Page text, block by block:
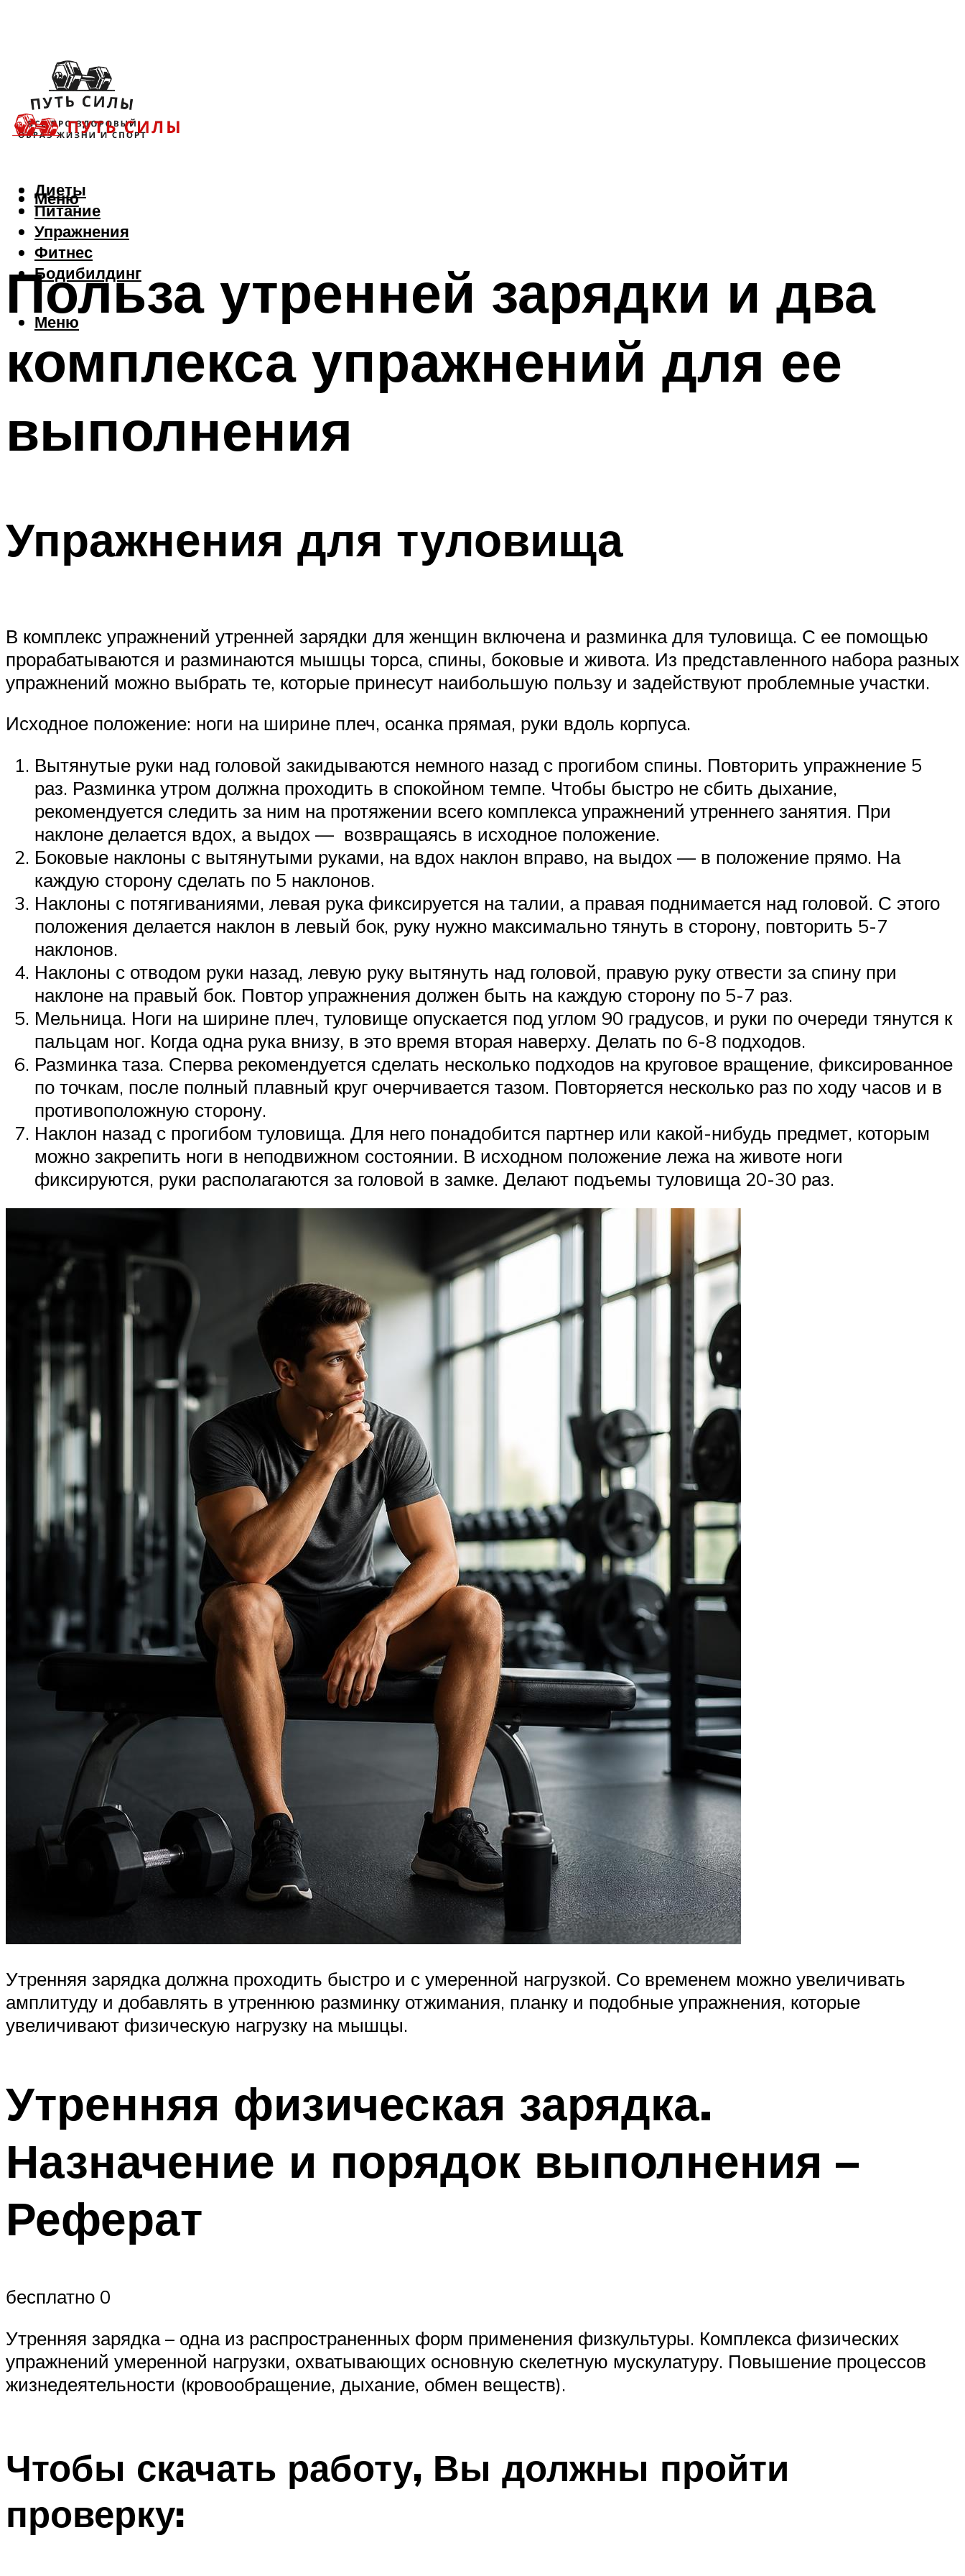
Диеты
Питание
Упражнения
Фитнес
Бодибилдинг
Меню
Меню
Польза утренней зарядки и два
комплекса упражнений для ее
выполнения
Упражнения для туловища
В комплекс упражнений утренней зарядки для женщин включена и разминка для туловища. С ее помощью
прорабатываются и разминаются мышцы торса, спины, боковые и живота. Из представленного набора разных
упражнений можно выбрать те, которые принесут наибольшую пользу и задействуют проблемные участки.
Исходное положение: ноги на ширине плеч, осанка прямая, руки вдоль корпуса.
Вытянутые руки над головой закидываются немного назад с прогибом спины. Повторить упражнение 5
раз. Разминка утром должна проходить в спокойном темпе. Чтобы быстро не сбить дыхание,
рекомендуется следить за ним на протяжении всего комплекса упражнений утреннего занятия. При
наклоне делается вдох, а выдох — возвращаясь в исходное положение.
Боковые наклоны с вытянутыми руками, на вдох наклон вправо, на выдох — в положение прямо. На
каждую сторону сделать по 5 наклонов.
Наклоны с потягиваниями, левая рука фиксируется на талии, а правая поднимается над головой. С этого
положения делается наклон в левый бок, руку нужно максимально тянуть в сторону, повторить 5-7
наклонов.
Наклоны с отводом руки назад, левую руку вытянуть над головой, правую руку отвести за спину при
наклоне на правый бок. Повтор упражнения должен быть на каждую сторону по 5-7 раз.
Мельница. Ноги на ширине плеч, туловище опускается под углом 90 градусов, и руки по очереди тянутся к
пальцам ног. Когда одна рука внизу, в это время вторая наверху. Делать по 6-8 подходов.
Разминка таза. Сперва рекомендуется сделать несколько подходов на круговое вращение, фиксированное
по точкам, после полный плавный круг очерчивается тазом. Повторяется несколько раз по ходу часов и в
противоположную сторону.
Наклон назад с прогибом туловища. Для него понадобится партнер или какой-нибудь предмет, которым
можно закрепить ноги в неподвижном состоянии. В исходном положение лежа на животе ноги
фиксируются, руки располагаются за головой в замке. Делают подъемы туловища 20-30 раз.
Утренняя зарядка должна проходить быстро и с умеренной нагрузкой. Со временем можно увеличивать
амплитуду и добавлять в утреннюю разминку отжимания, планку и подобные упражнения, которые
увеличивают физическую нагрузку на мышцы.
Утренняя физическая зарядка.
Назначение и порядок выполнения –
Реферат
бесплатно 0
Утренняя зарядка – одна из распространенных форм применения физкультуры. Комплекса физических
упражнений умеренной нагрузки, охватывающих основную скелетную мускулатуру. Повышение процессов
жизнедеятельности (кровообращение, дыхание, обмен веществ).
Чтобы скачать работу, Вы должны пройти
проверку: